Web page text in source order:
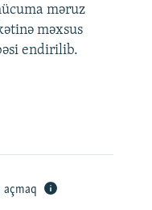
məruz
məxsus
endirilib.
açmaq